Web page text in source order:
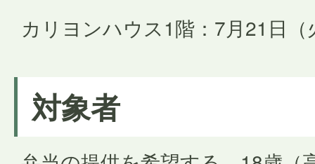
カリヨンハウス1階：7月21日（
対象者